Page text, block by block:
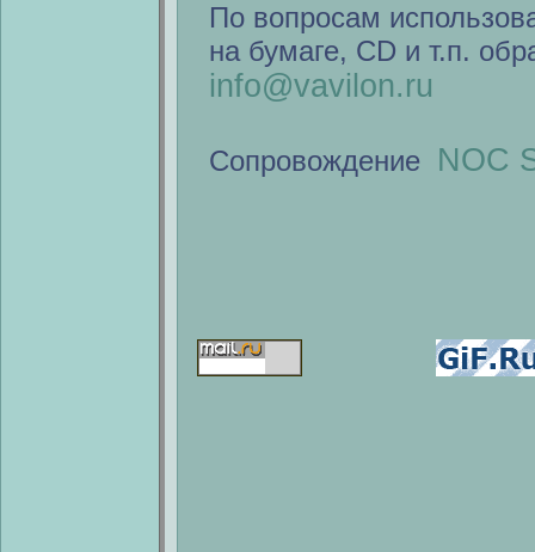
По вопросам
на бумаге, CD и т.п.
info@vavilon.ru
Сопровождение NOC